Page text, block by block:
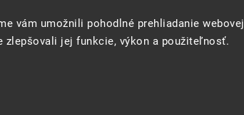
vám umožnili pohodlné prehliadanie webovej
zlepšovali jej funkcie, výkon a použiteľnosť.